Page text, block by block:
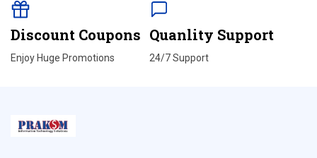
Discount Coupons
Enjoy Huge Promotions
Quanlity Support
24/7 Support